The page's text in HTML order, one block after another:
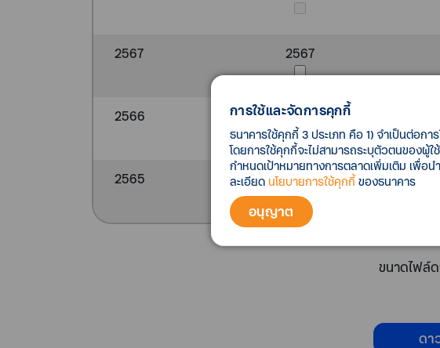
2567 2567
2566 2566
2565 2565
ขนาดไฟล์
ดา
การใช้และจัดการคุกกี้
ธนาคารใช้คุกกี้ 3 ประเภท คือ 1) จำเป็นต่อก
โดยการใช้คุกกี้จะไม่สามารถระบุตัวตนของผู้
กำหนดเป้าหมายทางการตลาดเพิ่มเติม เพื่อ
ละเอียด นโยบายการใช้คุกกี้ ของธนาคาร
อนุญาต